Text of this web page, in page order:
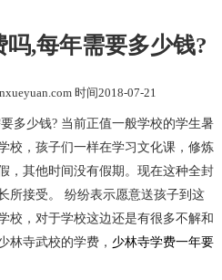
,每年需要多少钱?
时间2018-07-21
少钱? 当前正值一般学校的学生暑
校，孩子们一样在学习文化课，修炼
，其他时间没有假期。现在这种全封
所接受。 纷纷表示愿意送孩子到这
校，对于学校这边还是有很多不解和
林寺武校的学费， 少林寺学费一年要